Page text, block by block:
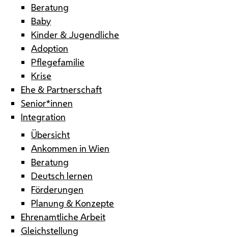
Beratung
Baby
Kinder & Jugendliche
Adoption
Pflegefamilie
Krise
Ehe & Partnerschaft
Senior*innen
Integration
Übersicht
Ankommen in Wien
Beratung
Deutsch lernen
Förderungen
Planung & Konzepte
Ehrenamtliche Arbeit
Gleichstellung